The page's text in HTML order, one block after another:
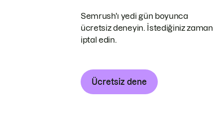
Semrush'ı yedi gün boyunca
ücretsiz deneyin. İstediğiniz zaman
iptal edin.
Ücretsiz dene